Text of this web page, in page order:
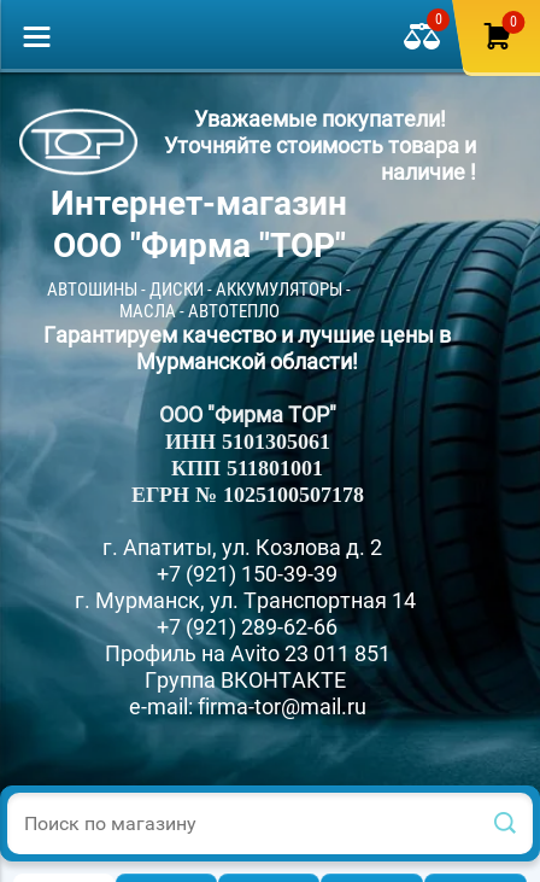
0
0
Интернет-магазин
ООО "Фирма "ТОР"
АВТОШИНЫ - ДИСКИ - АККУМУЛЯТОРЫ -
МАСЛА - АВТОТЕПЛО
Уважаемые покупатели!
Уточняйте стоимость товара и
наличие !
Гарантируем качество и лучшие цены в
Мурманской области!
ООО "Фирма ТОР"
ИНН 5101305061
КПП 511801001
ЕГРН № 1025100507178
г. Апатиты, ул. Козлова д. 2
+7 (921) 150-39-39
г. Мурманск, ул. Транспортная 14
+7 (921) 289-62-66
Профиль на Avito23 011 851
ГруппаВКОНТАКТЕ
e-mail:firma-tor@mail.ru